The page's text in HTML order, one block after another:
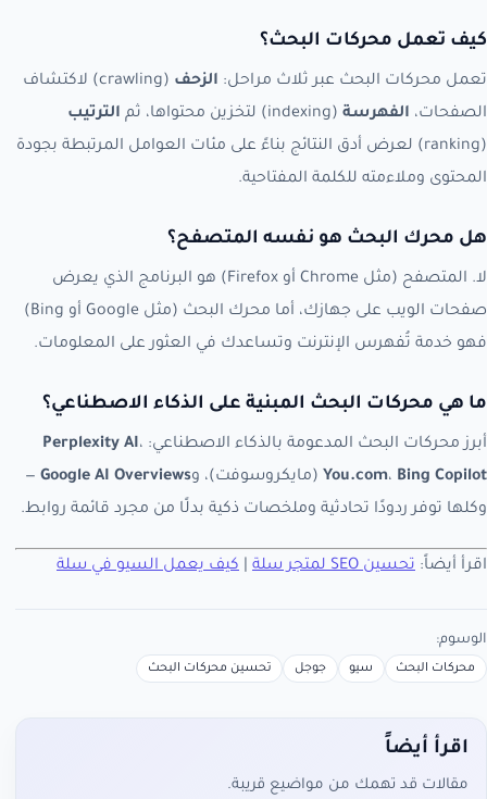
كيف تعمل محركات البحث؟
تعمل محركات البحث عبر ثلاث مراحل: الزحف
(crawling) لاكتشاف
الصفحات، الفهرسة (indexing) لتخزين محتواها، ثم
الترتيب
(ranking) لعرض أدق النتائج بناءً على مئات العوامل المرتبطة بجودة
المحتوى وملاءمته للكلمة المفتاحية.
هل محرك البحث هو نفسه المتصفح؟
لا. المتصفح (مثل Chrome أو Firefox) هو البرنامج الذي يعرض
صفحات الويب على جهازك، أما محرك البحث (مثل Google أو Bing)
فهو خدمة تُفهرس الإنترنت وتساعدك في العثور على المعلومات.
ما هي محركات البحث المبنية على الذكاء الاصطناعي؟
أبرز محركات البحث المدعومة بالذكاء الاصطناعي: Perplexity AI،
You.com، Bing Copilot (مايكروسوفت)، وGoogle AI Overviews
—
وكلها توفر ردودًا تحادثية وملخصات ذكية بدلًا من مجرد قائمة روابط.
اقرأ أيضاً: تحسين SEO لمتجر سلة كيف يعمل السيو في سلة
الوسوم:
محركات البحث سيو جوجل تحسين محركات البحث
اقرأ أيضاً
مقالات قد تهمك من مواضيع قريبة.